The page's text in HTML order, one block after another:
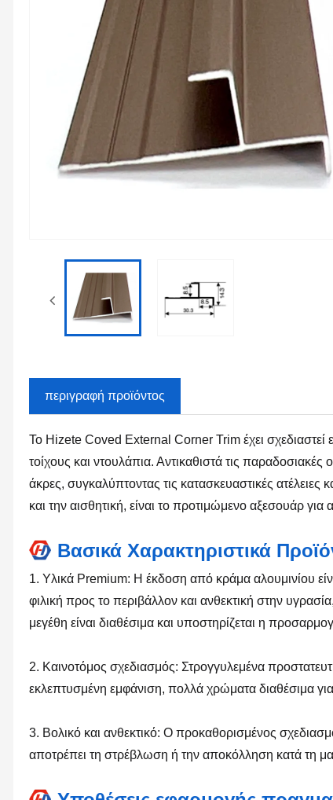
περιγραφή προϊόντος
Το Hizete Coved External Corner Trim έχει σχεδιαστεί
τοίχους και ντουλάπια. Αντικαθιστά τις
άκρες, συγκαλύπτοντας τις κατασκευαστικές
και την αισθητική, είναι το προτιμώμενο αξεσουάρ για
Βασικά Χαρακτηριστικά
1. Υλικά Premium: Η έκδοση από κράμα αλουμινίου
φιλική προς το περιβάλλον και ανθεκτική στην
μεγέθη είναι διαθέσιμα και υποστηρίζεται η
2. Καινοτόμος σχεδιασμός: Στρογγυλεμένα
εκλεπτυσμένη εμφάνιση, πολλά χρώματα διαθέσιμα
3. Βολικό και ανθεκτικό: Ο προκαθορισμένος
αποτρέπει τη στρέβλωση ή την αποκόλληση κατά τη